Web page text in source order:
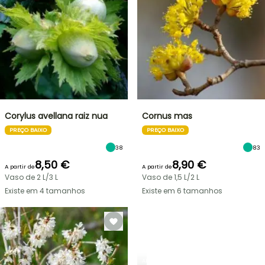
Corylus avellana raiz nua
PREÇO BAIXO
38
A partir de8,50 €
Vaso de 2 L/3 L
Existe em 4 tamanhos
Cornus mas
PREÇO BAIXO
83
A partir de8,90 €
Vaso de 1,5 L/2 L
Existe em 6 tamanhos